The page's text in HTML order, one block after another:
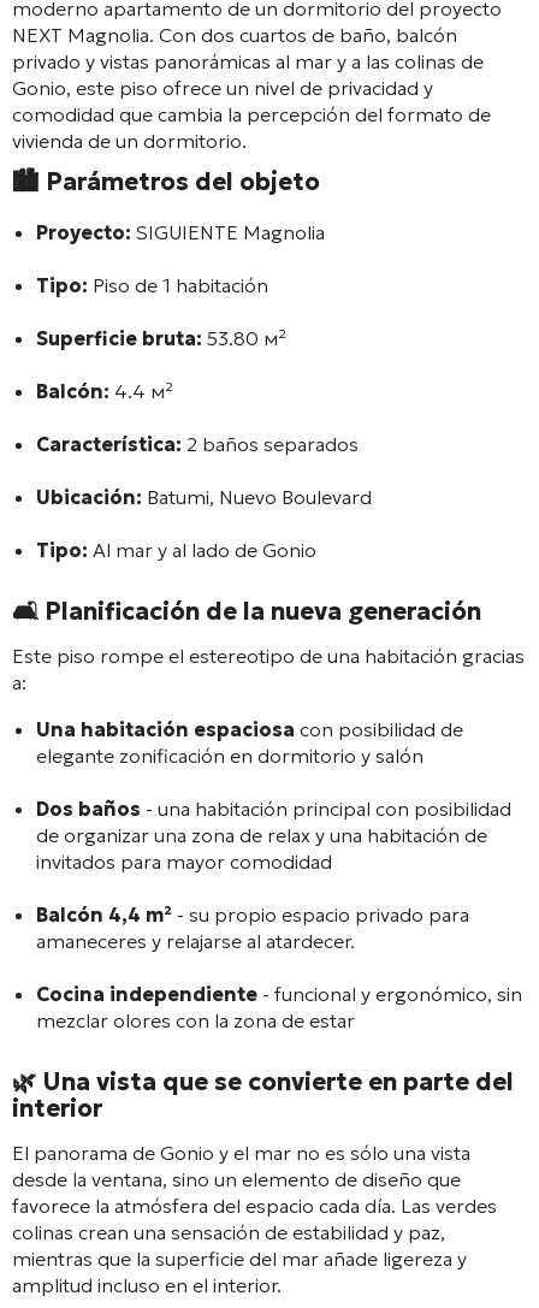
moderno apartamento de un dormitorio del proyecto
NEXT Magnolia. Con dos cuartos de baño, balcón
privado y vistas panorámicas al mar y a las colinas de
Gonio, este piso ofrece un nivel de privacidad y
comodidad que cambia la percepción del formato de
vivienda de un dormitorio.
🏙️ Parámetros del objeto
Proyecto: SIGUIENTE Magnolia
Tipo: Piso de 1 habitación
Superficie bruta: 53.80 м²
Balcón: 4.4 м²
Característica: 2 baños separados
Ubicación: Batumi, Nuevo Boulevard
Tipo: Al mar y al lado de Gonio
🛋️ Planificación de la nueva generación
Este piso rompe el estereotipo de una habitación gracias
a:
Una habitación espaciosa con posibilidad de
elegante zonificación en dormitorio y salón
Dos baños - una habitación principal con posibilidad
de organizar una zona de relax y una habitación de
invitados para mayor comodidad
Balcón 4,4 m² - su propio espacio privado para
amaneceres y relajarse al atardecer.
Cocina independiente - funcional y ergonómico, sin
mezclar olores con la zona de estar
🌿 Una vista que se convierte en parte del
interior
El panorama de Gonio y el mar no es sólo una vista
desde la ventana, sino un elemento de diseño que
favorece la atmósfera del espacio cada día. Las verdes
colinas crean una sensación de estabilidad y paz,
mientras que la superficie del mar añade ligereza y
amplitud incluso en el interior.